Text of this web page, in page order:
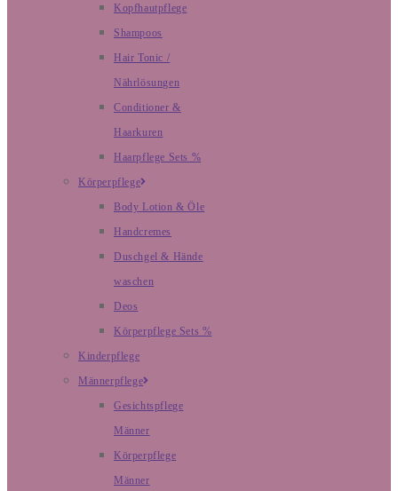
Kopfhautpflege
Shampoos
Hair Tonic /
Nährlösungen
Conditioner &
Haarkuren
Haarpflege Sets %
Körperpflege
Body Lotion & Öle
Handcremes
Duschgel & Hände
waschen
Deos
Körperpflege Sets %
Kinderpflege
Männerpflege
Gesichtspflege
Männer
Körperpflege
Männer